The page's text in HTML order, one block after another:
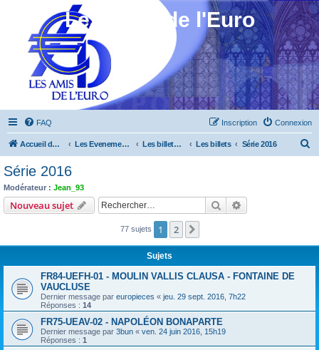
Les Amis de l'Euro
FAQ Connexion
Inscription
Accueil du forum Les Evenements ! [Ouvert au public] Les billets touristiques Les billets Série 2016
c
Série 2016
Modérateur : Jean_93
Nouveau sujet Rechercher
77 sujets 1 2
Sujets
FR84-UEFH-01 - MOULIN VALLIS CLAUSA - FONTAINE DE
VAUCLUSE
Dernier message par europieces « jeu. 29 sept. 2016, 7h22
Réponses : 14
FR75-UEAV-02 - NAPOLÉON BONAPARTE
Dernier message par 3bun « ven. 24 juin 2016, 15h19
Réponses : 1